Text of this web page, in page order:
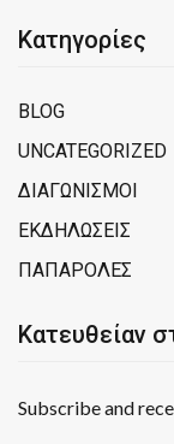
Κατηγορίες
BLOG
UNCATEGORIZED
ΔΙΑΓΩΝΙΣΜΟΙ
ΕΚΔΗΛΩΣΕΙΣ
ΠΑΠΑΡΟΛΕΣ
Κατευθείαν
Subscribe and